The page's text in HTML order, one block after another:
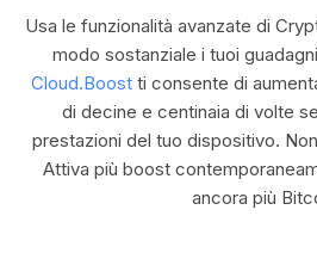
Usa le funzionalità avanzate di
modo sostanziale i tuoi
Cloud.Boost ti consente di
di decine e centinaia di volte
prestazioni del tuo dispositivo.
Attiva più boost
ancora più